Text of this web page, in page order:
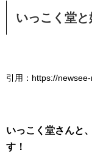
いっこく堂
引用：https://
いっこく堂さんと
す！